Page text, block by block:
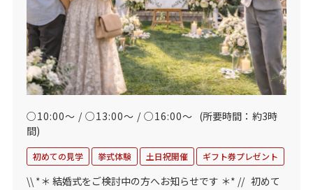
○10:00～ / ○13:00～ / ○16:00～ (所要時間：約3時
間)
初めての見学 挙式体験 土日祝開催 ギフト券プレゼント
\\ *＊ 結婚式をご検討中の方へお知らせです ＊* // 初めて